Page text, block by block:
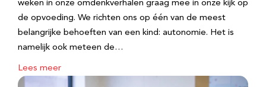
weken in onze omdenkverhalen graag mee in onze kijk op
de opvoeding. We richten ons op één van de meest
belangrijke behoeften van een kind: autonomie. Het is
namelijk ook meteen de…
Lees meer